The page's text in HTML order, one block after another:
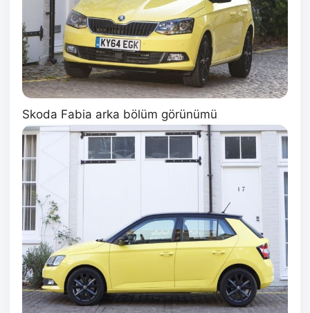
Skoda Fabia arka bölüm görünümü